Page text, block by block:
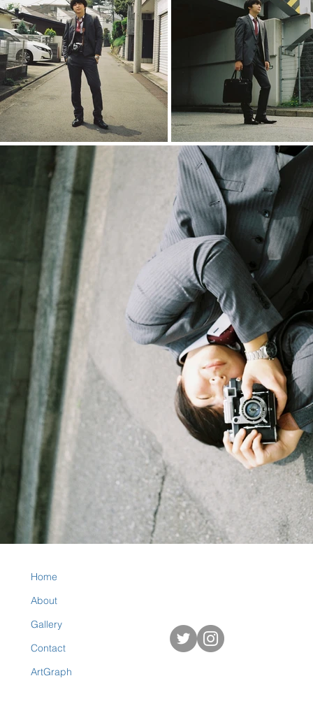
Home
About
Gallery
Contact
ArtGraph